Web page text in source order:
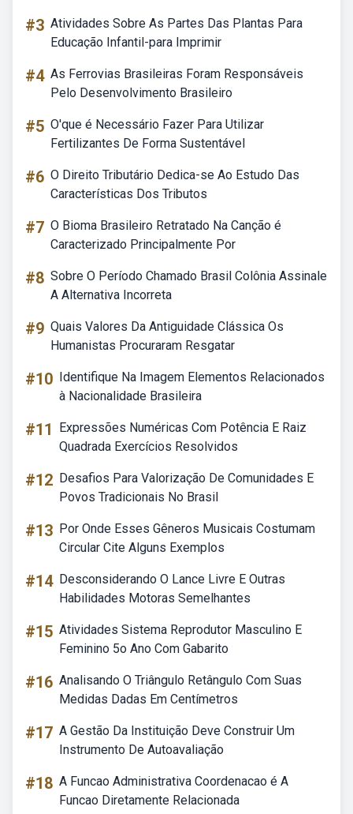
#3 Atividades Sobre As Partes Das Plantas Para
Educação Infantil-para Imprimir
#4 As Ferrovias Brasileiras Foram Responsáveis
Pelo Desenvolvimento Brasileiro
#5 O'que é Necessário Fazer Para Utilizar
Fertilizantes De Forma Sustentável
#6 O Direito Tributário Dedica-se Ao Estudo Das
Características Dos Tributos
#7 O Bioma Brasileiro Retratado Na Canção é
Caracterizado Principalmente Por
#8 Sobre O Período Chamado Brasil Colônia Assinale
A Alternativa Incorreta
#9 Quais Valores Da Antiguidade Clássica Os
Humanistas Procuraram Resgatar
#10 Identifique Na Imagem Elementos Relacionados
à Nacionalidade Brasileira
#11
Expressões Numéricas Com Potência E Raiz
Quadrada Exercícios Resolvidos
#12 Desafios Para Valorização De Comunidades E
Povos Tradicionais No Brasil
#13 Por Onde Esses Gêneros Musicais Costumam
Circular Cite Alguns Exemplos
#14 Desconsiderando O Lance Livre E Outras
Habilidades Motoras Semelhantes
#15 Atividades Sistema Reprodutor Masculino E
Feminino 5o Ano Com Gabarito
#16 Analisando O Triângulo Retângulo Com Suas
Medidas Dadas Em Centímetros
#17 A Gestão Da Instituição Deve Construir Um
Instrumento De Autoavaliação
#18 A Funcao Administrativa Coordenacao é A
Funcao Diretamente Relacionada